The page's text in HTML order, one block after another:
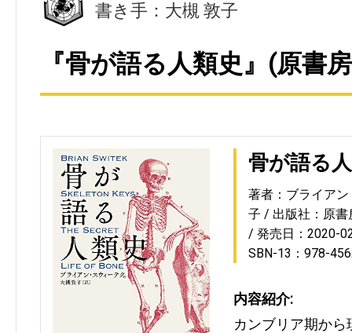
書き手：大槻 敦子
『骨が語る人類史』(原書
骨が語る
著者：ブライア
子
出版社：原書
発売日：2020-
SBN-13：978-
内容紹介:
カンブリア期か